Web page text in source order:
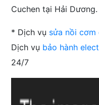
Cuchen tại Hải Dương.
* Dịch vụ sửa nồi
Dịch vụ bảo hành
24/7